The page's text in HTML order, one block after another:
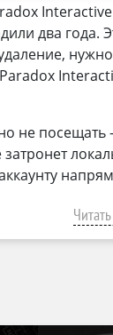
два года.
не посещать